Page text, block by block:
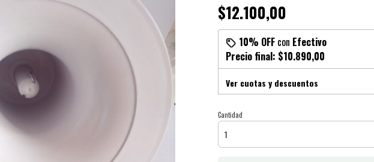
$12.100,00
10% OFFcon Efectivo
Precio final: $10.890,00
Ver cuotas y descuentos
Cantidad